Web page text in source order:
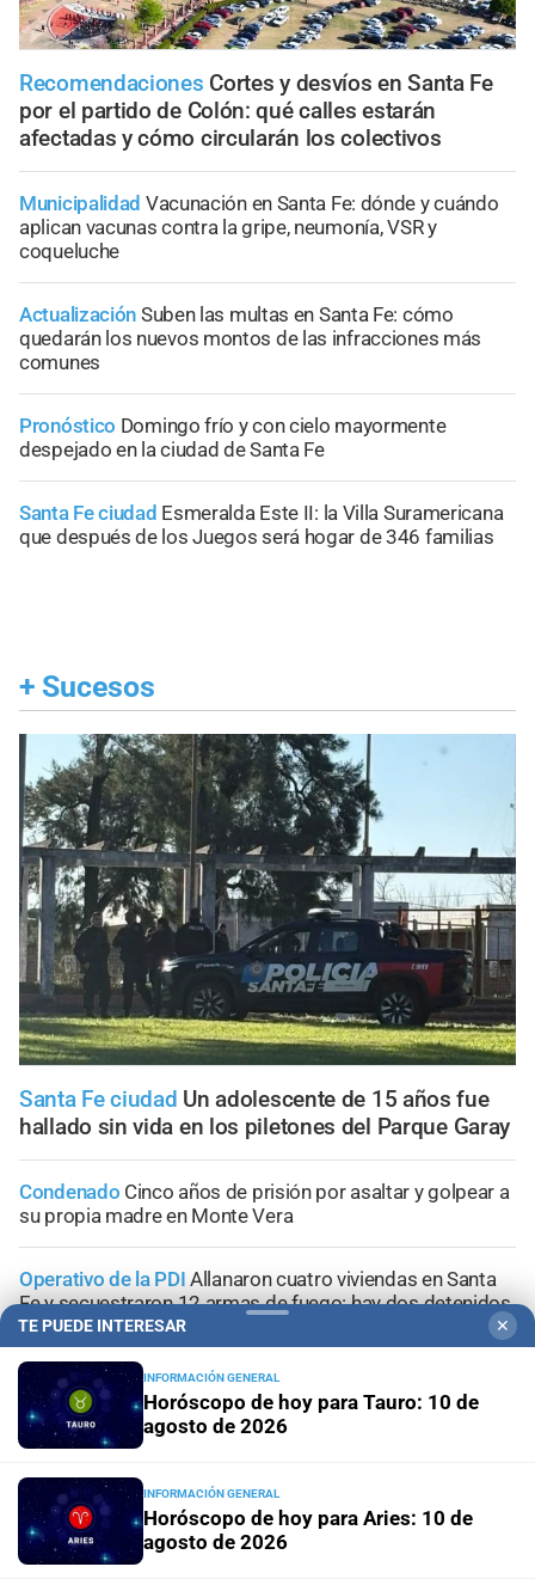
Recomendaciones Cortes y desvíos en Santa Fe
por el partido de Colón: qué calles estarán
afectadas y cómo circularán los colectivos
Municipalidad Vacunación en Santa Fe: dónde y cuándo
aplican vacunas contra la gripe, neumonía, VSR y
coqueluche
Actualización Suben las multas en Santa Fe: cómo
quedarán los nuevos montos de las infracciones más
comunes
Pronóstico Domingo frío y con cielo mayormente
despejado en la ciudad de Santa Fe
Santa Fe ciudad Esmeralda Este II: la Villa Suramericana
que después de los Juegos será hogar de 346 familias
+ Sucesos
Santa Fe ciudad Un adolescente de 15 años fue
hallado sin vida en los piletones del Parque Garay
Condenado Cinco años de prisión por asaltar y golpear a
su propia madre en Monte Vera
Operativo de la PDI Allanaron cuatro viviendas en Santa
Fe y secuestraron 12 armas de fuego: hay dos detenidos
Narcos barriales
Persecución en Santa Fe: cuatro
aprehendidos con un arma, cocaína y dinero
Santa FeIncendio en Blas Parera: un Renault Clio quedó
destruido por las llamas
TE PUEDE INTERESAR ✕
INFORMACIÓN GENERAL
Horóscopo de hoy para Tauro: 10 de
agosto de 2026
INFORMACIÓN GENERAL
Horóscopo de hoy para Aries: 10 de
agosto de 2026